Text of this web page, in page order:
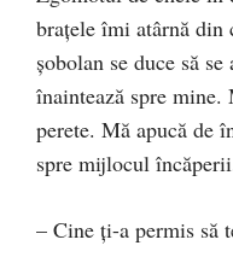
brațele îmi atârnă
șobolan se duce să
înaintează spre
perete. Mă apucă de
spre mijlocul
– Cine ți-a permis să